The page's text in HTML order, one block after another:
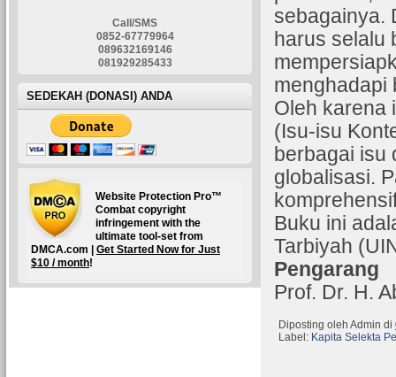
sebagainya.
harus selalu
menghadapi
Oleh karena
(Isu-isu
berbagai isu
globalisasi.
Buku ini
Tarbiyah
Pengarang
Prof. Dr. H.
Diposting oleh Admin di
Label: Kapita Selekta
Call/SMS
0852-67779964
089632169146
081929285433
SEDEKAH (DONASI) ANDA
Website Protection Pro™
Combat copyright
infringement with the
ultimate tool-set from
DMCA.com | Get Started Now for Just
$10 / month!